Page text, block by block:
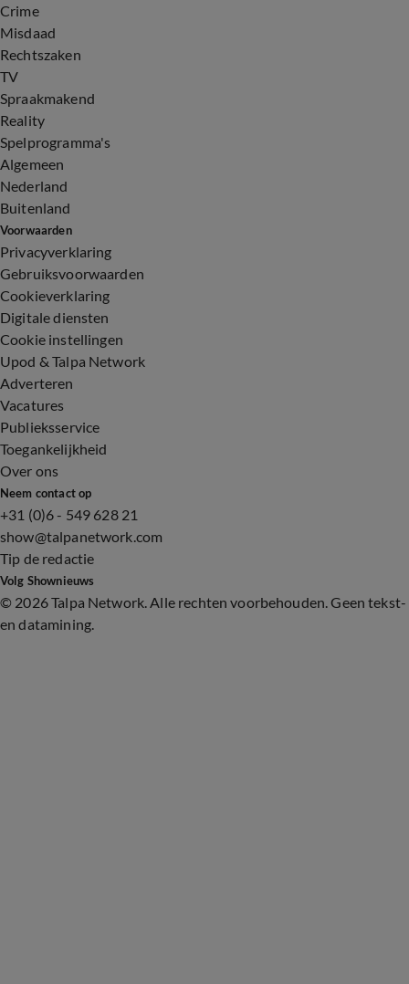
Crime
Misdaad
Rechtszaken
TV
Spraakmakend
Reality
Spelprogramma's
Algemeen
Nederland
Buitenland
Voorwaarden
Privacyverklaring
Gebruiksvoorwaarden
Cookieverklaring
Digitale diensten
Cookie instellingen
Upod & Talpa Network
Adverteren
Vacatures
Publieksservice
Toegankelijkheid
Over ons
Neem contact op
+31 (0)6 - 549 628 21
show@talpanetwork.com
Tip de redactie
Volg Shownieuws
© 2026 Talpa Network. Alle rechten voorbehouden. Geen tekst-
en datamining.